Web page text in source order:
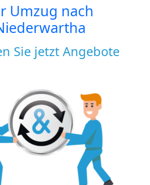
Umzug nach
Sie jetzt Angebote